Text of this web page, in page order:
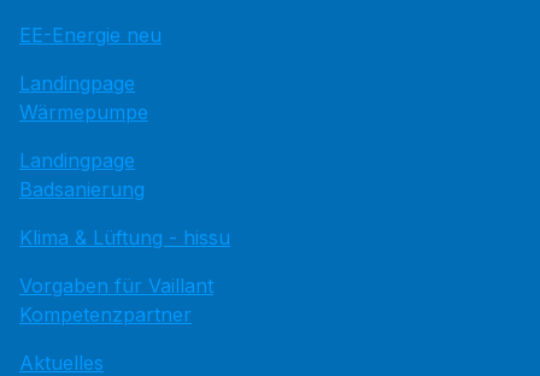
EE-Energie neu
Landingpage
Wärmepumpe
Landingpage
Badsanierung
Klima & Lüftung - hissu
Vorgaben für Vaillant
Kompetenzpartner
Aktuelles